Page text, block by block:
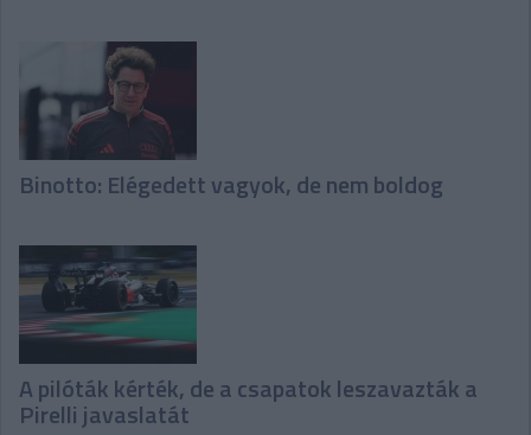
Binotto: Elégedett vagyok, de nem boldog
A pilóták kérték, de a csapatok leszavazták a
Pirelli javaslatát